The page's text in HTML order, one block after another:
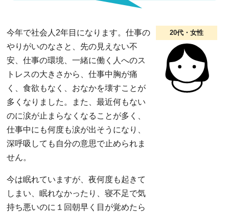
20代・女性
今年で社会人2年目になります。仕事の
やりがいのなさと、先の見えない不
安、仕事の環境、一緒に働く人へのス
トレスの大きさから、仕事中胸が痛
く、食欲もなく、おなかを壊すことが
多くなりました。また、最近何もない
のに涙が止まらなくなることが多く、
仕事中にも何度も涙が出そうになり、
深呼吸しても自分の意思で止められま
せん。
今は眠れていますが、夜何度も起きて
しまい、眠れなかったり、寝不足で気
持ち悪いのに１回朝早く目が覚めたら